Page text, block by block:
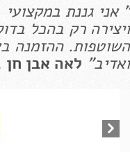
" אני גננת במקצועי
ויצירה רק בהכל
השוטפות. ההזמנה
ואדיב" לאה אבן חן